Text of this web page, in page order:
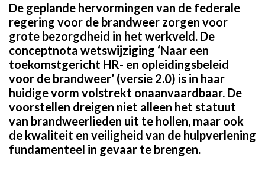
De geplande hervormingen van de federale
regering voor de brandweer zorgen voor
grote bezorgdheid in het werkveld. De
conceptnota wetswijziging ‘Naar een
toekomstgericht HR- en opleidingsbeleid
voor de brandweer’ (versie 2.0) is in haar
huidige vorm volstrekt onaanvaardbaar. De
voorstellen dreigen niet alleen het statuut
van brandweerlieden uit te hollen, maar ook
de kwaliteit en veiligheid van de hulpverlening
fundamenteel in gevaar te brengen.